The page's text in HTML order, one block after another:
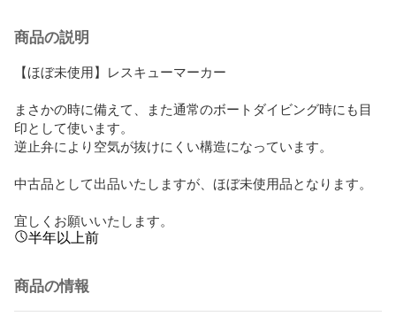
商品の説明
【ほぼ未使用】レスキューマーカー
まさかの時に備えて、また通常のボートダイビング時にも目
印として使います。
逆止弁により空気が抜けにくい構造になっています。
中古品として出品いたしますが、ほぼ未使用品となります。
宜しくお願いいたします。
半年以上前
商品の情報